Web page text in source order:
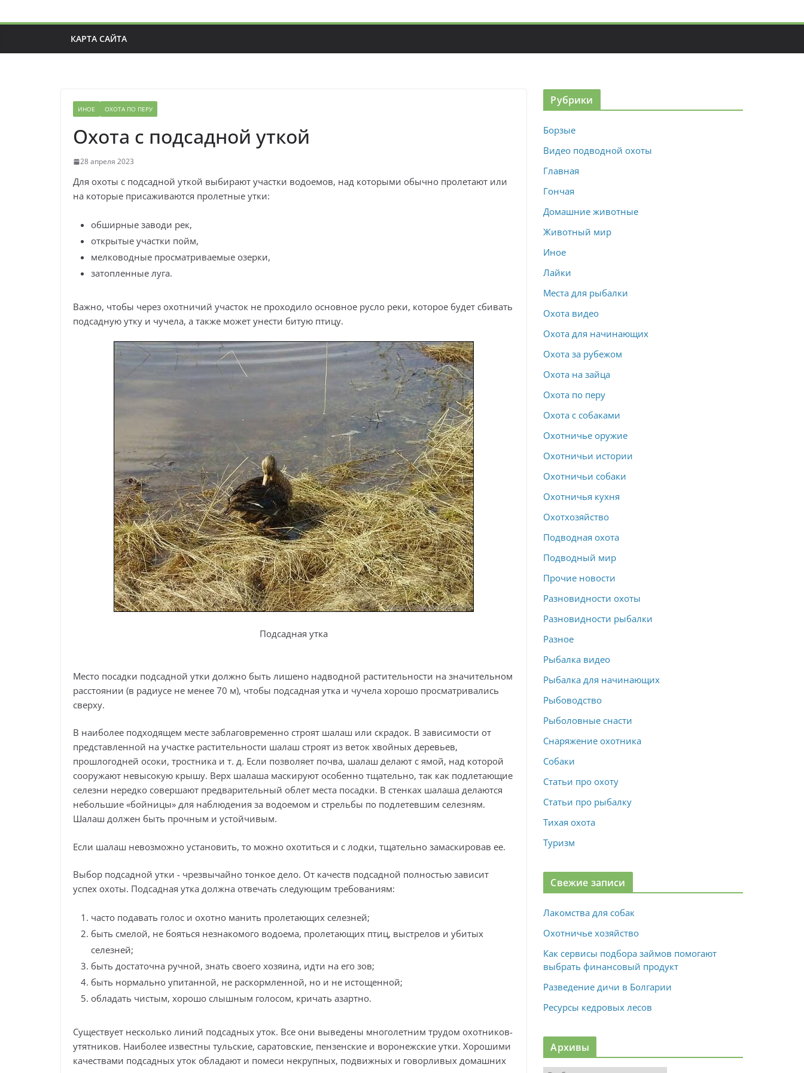
КАРТА САЙТА
ИНОЕ ОХОТА ПО ПЕРУ
Охота с подсадной уткой
28 апреля 2023
Для охоты с подсадной уткой выбирают участки водоемов, над которыми обычно пролетают или
на которые присаживаются пролетные утки:
обширные заводи рек,
открытые участки пойм,
мелководные просматриваемые озерки,
затопленные луга.
Важно, чтобы через охотничий участок не проходило основное русло реки, которое будет сбивать
подсадную утку и чучела, а также может унести битую птицу.
Подсадная утка
Место посадки подсадной утки должно быть лишено надводной растительности на значительном
расстоянии (в радиусе не менее 70 м), чтобы подсадная утка и чучела хорошо просматривались
сверху.
В наиболее подходящем месте заблаговременно строят шалаш или скрадок. В зависимости от
представленной на участке растительности шалаш строят из веток хвойных деревьев,
прошлогодней осоки, тростника и т. д. Если позволяет почва, шалаш делают с ямой, над которой
сооружают невысокую крышу. Верх шалаша маскируют особенно тщательно, так как подлетающие
селезни нередко совершают предварительный облет места посадки. В стенках шалаша делаются
небольшие «бойницы» для наблюдения за водоемом и стрельбы по подлетевшим селезням.
Шалаш должен быть прочным и устойчивым.
Если шалаш невозможно установить, то можно охотиться и с лодки, тщательно замаскировав ее.
Выбор подсадной утки - чрезвычайно тонкое дело. От качеств подсадной полностью зависит
успех охоты. Подсадная утка должна отвечать следующим требованиям:
часто подавать голос и охотно манить пролетающих селезней;
быть смелой, не бояться незнакомого водоема, пролетающих птиц, выстрелов и убитых
селезней;
быть достаточна ручной, знать своего хозяина, идти на его зов;
быть нормально упитанной, не раскормленной, но и не истощенной;
обладать чистым, хорошо слышным голосом, кричать азартно.
Существует несколько линий подсадных уток. Все они выведены многолетним трудом охотников-
утятников. Наиболее известны тульские, саратовские, пензенские и воронежские утки. Хорошими
качествами подсадных уток обладают и помеси некрупных, подвижных и говорливых домашних
Рубрики
Борзые
Видео подводной охоты
Главная
Гончая
Домашние животные
Животный мир
Иное
Лайки
Места для рыбалки
Охота видео
Охота для начинающих
Охота за рубежом
Охота на зайца
Охота по перу
Охота с собаками
Охотничье оружие
Охотничьи истории
Охотничьи собаки
Охотничья кухня
Охотхозяйство
Подводная охота
Подводный мир
Прочие новости
Разновидности охоты
Разновидности рыбалки
Разное
Рыбалка видео
Рыбалка для начинающих
Рыбоводство
Рыболовные снасти
Снаряжение охотника
Собаки
Статьи про охоту
Статьи про рыбалку
Тихая охота
Туризм
Свежие записи
Лакомства для собак
Охотничье хозяйство
Как сервисы подбора займов помогают
выбрать финансовый продукт
Разведение дичи в Болгарии
Ресурсы кедровых лесов
Архивы